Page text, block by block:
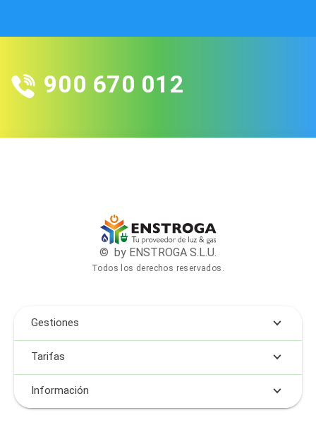
900 670 012
© by ENSTROGA S.L.U.
Todos los derechos reservados.
Gestiones
Tarifas
Información